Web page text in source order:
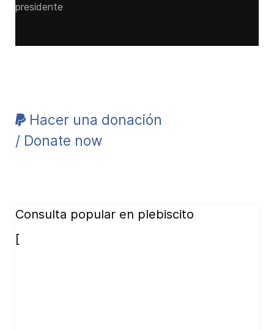
presidente
Hacer una donación
/ Donate now
Consulta popular en plebiscito
[